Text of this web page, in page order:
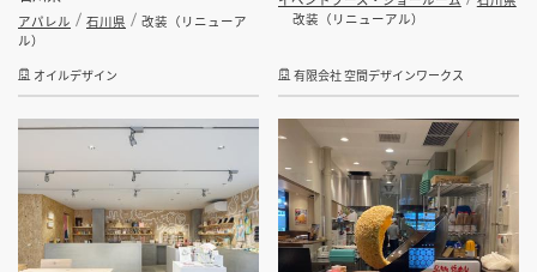
アパレル 石川県
改装（リニューア
ル）
オイルデザイン
改装（リニューアル）
有限会社 空間デザインワークス